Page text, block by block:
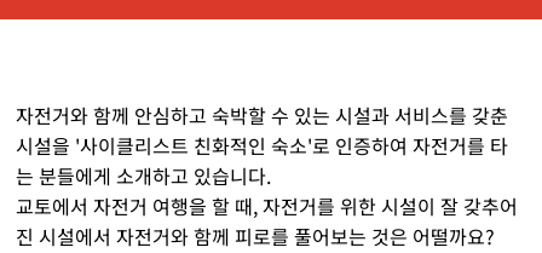
자전거와 함께 안심하고 숙박할 수 있는 시설과 서비스를 갖춘
시설을 '사이클리스트 친화적인 숙소'로 인증하여 자전거를 타
는 분들에게 소개하고 있습니다.
교토에서 자전거 여행을 할 때, 자전거를 위한 시설이 잘 갖추어
진 시설에서 자전거와 함께 피로를 풀어보는 것은 어떨까요?